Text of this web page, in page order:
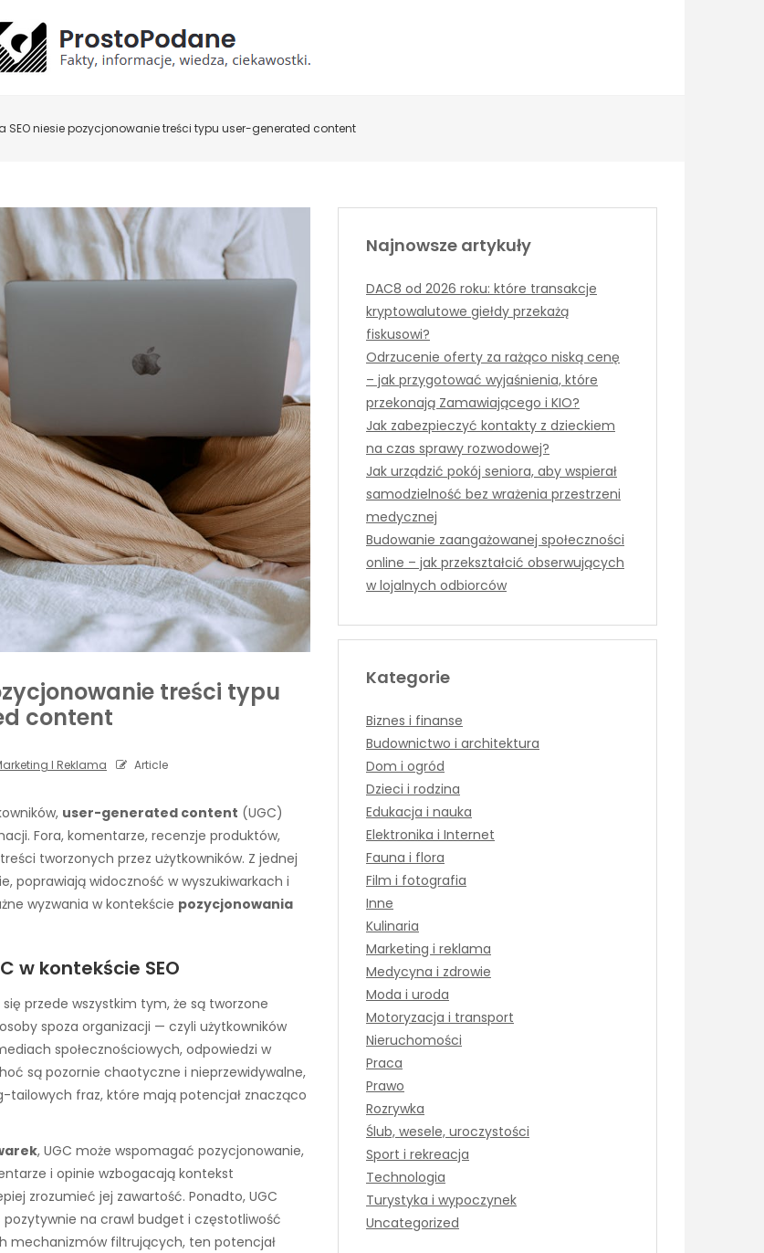
SEO niesie pozycjonowanie treści typu user-generated content
treści typu
content
I Reklama Article
user-generated content (UGC)
Fora, komentarze, recenzje produktów,
tworzonych przez użytkowników. Z jednej
poprawiają widoczność w wyszukiwarkach i
wyzwania w kontekście pozycjonowania
w kontekście SEO
przede wszystkim tym, że są tworzone
spoza organizacji — czyli użytkowników
społecznościowych, odpowiedzi w
są pozornie chaotyczne i nieprzewidywalne,
fraz, które mają potencjał znacząco
, UGC może wspomagać pozycjonowanie,
i opinie wzbogacają kontekst
zrozumieć jej zawartość. Ponadto, UGC
na crawl budget i częstotliwość
mechanizmów filtrujących, ten potencjał
Najnowsze artykuły
DAC8 od 2026 roku: które transakcje
kryptowalutowe giełdy przekażą
fiskusowi?
Odrzucenie oferty za rażąco niską cenę
– jak przygotować wyjaśnienia, które
przekonają Zamawiającego i KIO?
Jak zabezpieczyć kontakty z dzieckiem
na czas sprawy rozwodowej?
Jak urządzić pokój seniora, aby wspierał
samodzielność bez wrażenia przestrzeni
medycznej
Budowanie zaangażowanej społeczności
online – jak przekształcić obserwujących
w lojalnych odbiorców
Kategorie
Biznes i finanse
Budownictwo i architektura
Dom i ogród
Dzieci i rodzina
Edukacja i nauka
Elektronika i Internet
Fauna i flora
Film i fotografia
Inne
Kulinaria
Marketing i reklama
Medycyna i zdrowie
Moda i uroda
Motoryzacja i transport
Nieruchomości
Praca
Prawo
Rozrywka
Ślub, wesele, uroczystości
Sport i rekreacja
Technologia
Turystyka i wypoczynek
Uncategorized